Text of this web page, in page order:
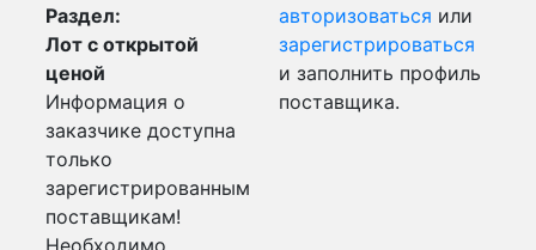
Раздел:
Лот с открытой
ценой
Информация о
заказчике доступна
только
зарегистрированным
поставщикам!
Необходимо
авторизоваться или
зарегистрироваться
и заполнить профиль
поставщика.